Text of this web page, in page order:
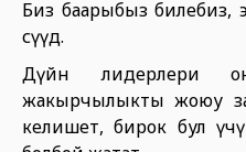
Биз баарыбыз билебиз,
өсүүдө.
Дүйнө лидерлери
жакырчылыкты жоюу
келишет, бирок бул